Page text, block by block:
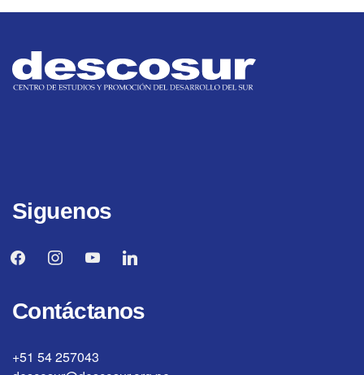
Siguenos
facebookinstagramyoutubelinkedin
Contáctanos
+51 54 257043